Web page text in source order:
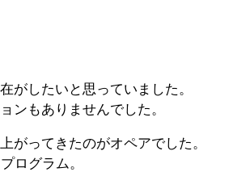
がしたいと思っていました。
ンもありませんでした。
がってきたのがオペアでした。
ログラム。